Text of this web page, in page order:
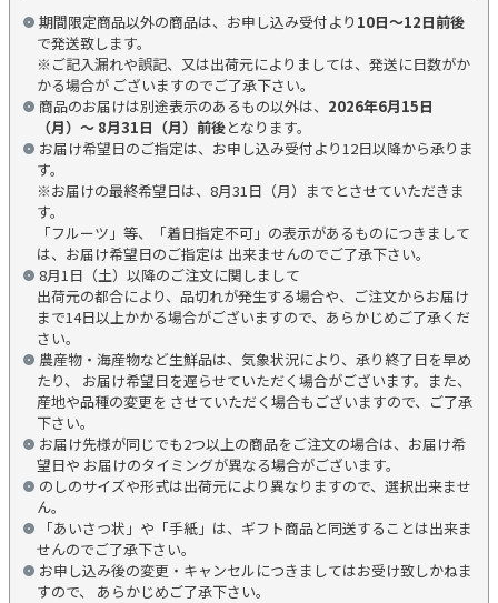
期間限定商品以外の商品は、お申し込み受付より 10日～12日前後
で発送致します。
※ご記入漏れや誤記、又は出荷元によりましては、発送に日数がか
かる場合が ございますのでご了承下さい。
商品のお届けは別途表示のあるもの以外は、 2026年6月15日
（月）～ 8月31日（月）前後となります。
お届け希望日のご指定は、お申し込み受付より12日以降から承りま
す。
※お届けの最終希望日は、8月31日（月）までとさせていただきま
す。
「フルーツ」等、「着日指定不可」の表示があるものにつきまして
は、お届け希望日のご指定は 出来ませんのでご了承下さい。
8月1日（土）以降のご注文に関しまして
出荷元の都合により、品切れが発生する場合や、ご注文からお届け
まで14日以上かかる場合がございますので、あらかじめご了承くだ
さい。
農産物・海産物など生鮮品は、気象状況により、承り終了日を早め
たり、 お届け希望日を遅らせていただく場合がございます。また、
産地や品種の変更を させていただく場合もございますので、ご了承
下さい。
お届け先様が同じでも2つ以上の商品をご注文の場合は、お届け希
望日や お届けのタイミングが異なる場合がございます。
のしのサイズや形式は出荷元により異なりますので、選択出来ませ
ん。
「あいさつ状」や「手紙」は、ギフト商品と同送することは出来ま
せんのでご了承下さい。
お申し込み後の変更・キャンセルにつきましてはお受け致しかねま
すので、 あらかじめご了承下さい。